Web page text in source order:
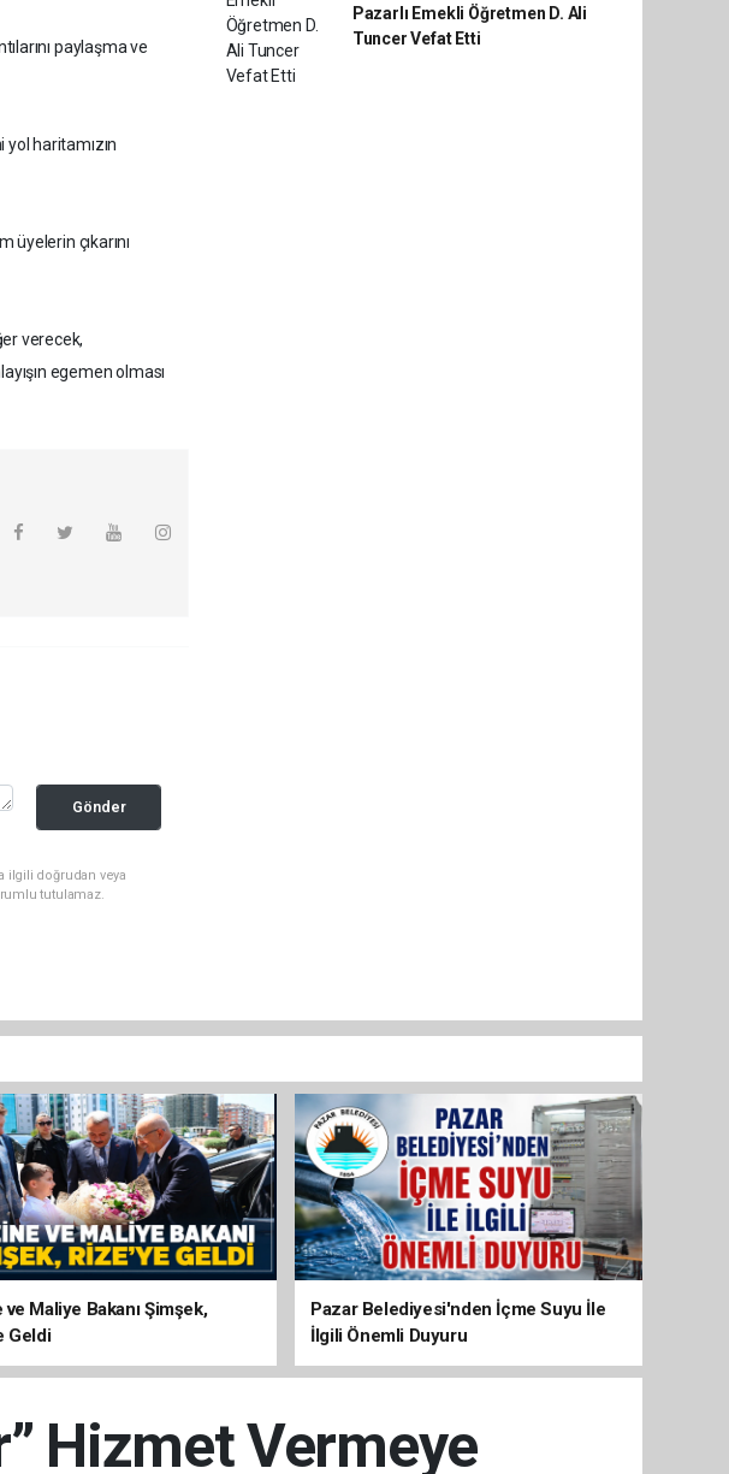
paylaşma ve
haritamızın
üyelerin çıkarını
verecek,
egemen olması
Gönder
ilgili doğrudan veya
tutulamaz.
Pazarlı Emekli Öğretmen D. Ali
Tuncer Vefat Etti
ve Maliye Bakanı Şimşek,
Geldi
Pazar Belediyesi'nden İçme Suyu İle
İlgili Önemli Duyuru
Hizmet Vermeye